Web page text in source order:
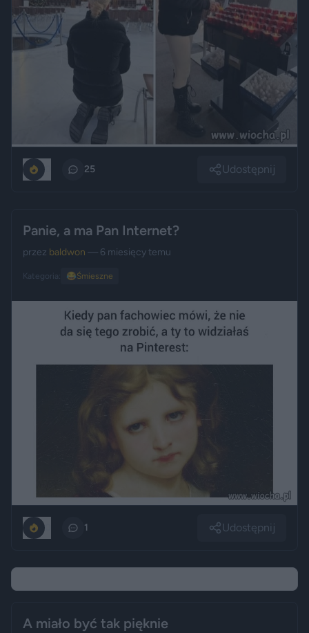
25 Udostępnij
Panie, a ma Pan Internet?
przez baldwon — 6 miesięcy temu
Kategoria: 😂Śmieszne
1 Udostępnij
A miało być tak pięknie